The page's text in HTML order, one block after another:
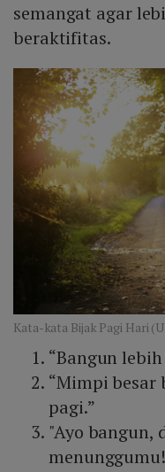
semangat agar
beraktifitas.
Kata-kata Bijak Pagi Hari
“Bangun
“Mimpi besar
pagi.”
"Ayo bangun,